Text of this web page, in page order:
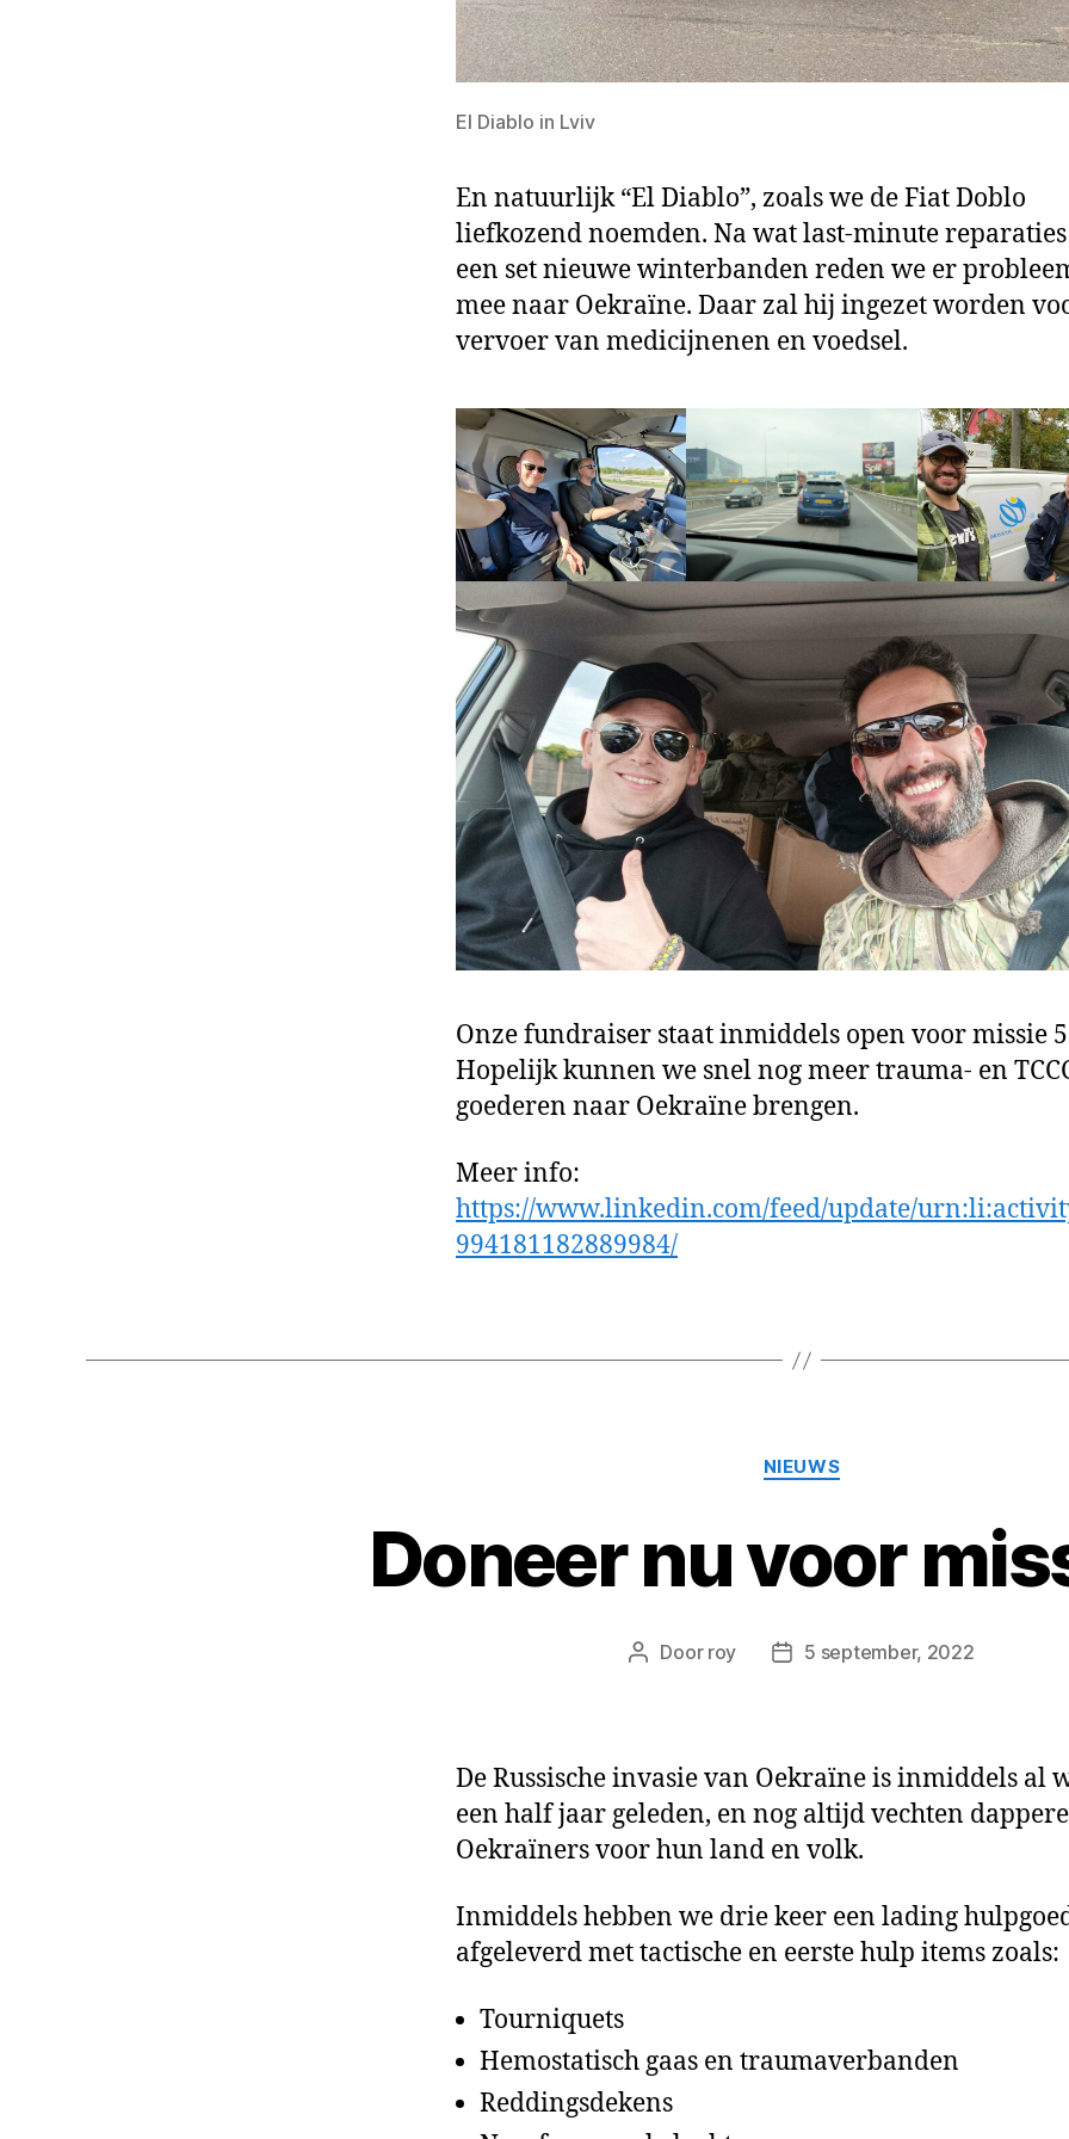
El Diablo in Lviv
En natuurlijk “El Diablo”, zoals we de Fiat Doblo
liefkozend noemden. Na wat last-minute
een set nieuwe winterbanden reden we er
mee naar Oekraïne. Daar zal hij ingezet worden
vervoer van medicijnenen en voedsel.
Onze fundraiser staat inmiddels open voor missie
Hopelijk kunnen we snel nog meer trauma- en
goederen naar Oekraïne brengen.
Meer info:
https://www.linkedin.com/feed/update/
994181182889984/
Categorieën
NIEUWS
Doneer nu voor
Berichtauteur
Door roy Berichtdatum
5 september, 2022
De Russische invasie van Oekraïne is inmiddels al
een half jaar geleden, en nog altijd vechten dappere
Oekraïners voor hun land en volk.
Inmiddels hebben we drie keer een lading
afgeleverd met tactische en eerste hulp items zoals:
Tourniquets
Hemostatisch gaas en traumaverbanden
Reddingsdekens